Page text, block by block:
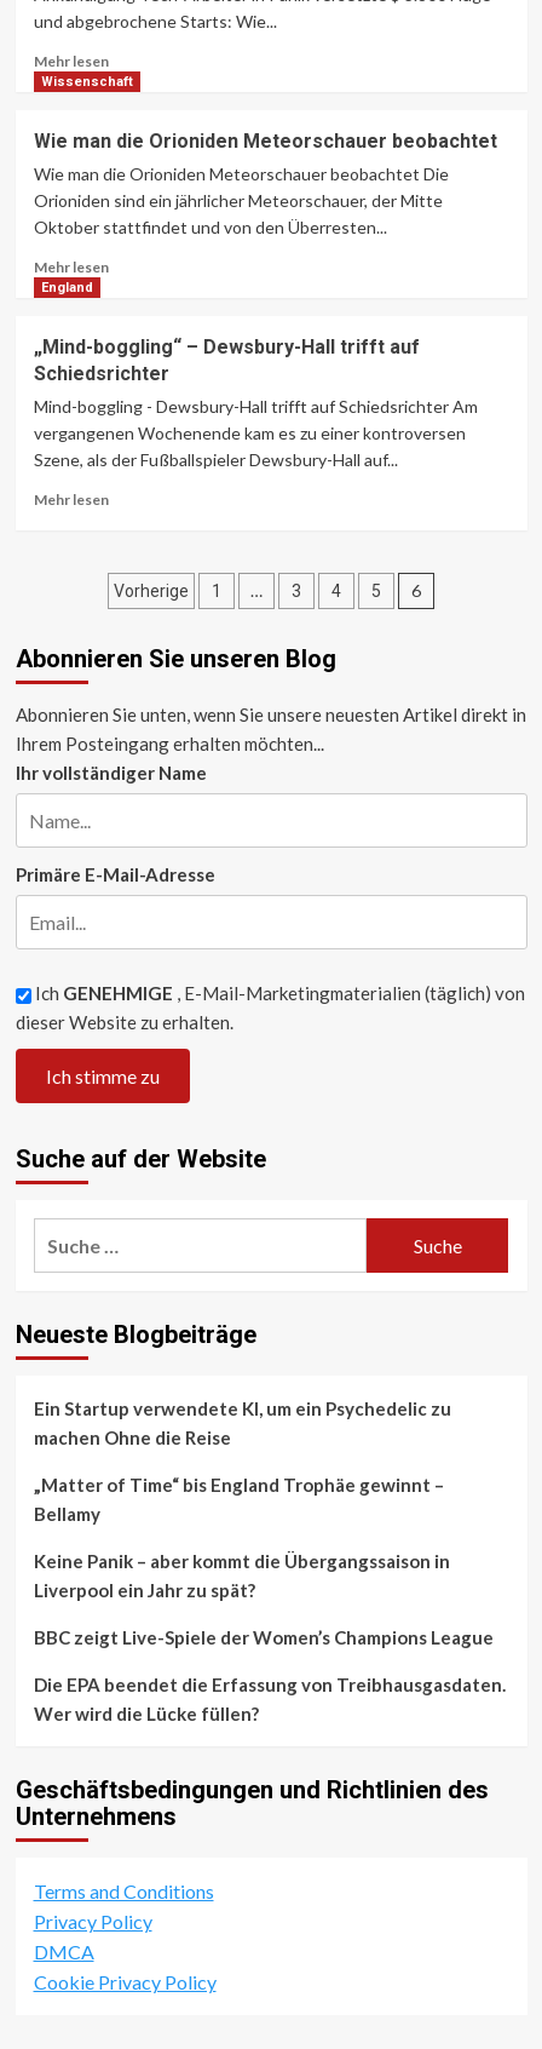
zurückgekehrt
ist
und abgebrochene Starts: Wie...
Mehr lesenLesen
Sie
$
3.800
Flüge
und
Starts:
1B-
Ankündigung
Tech-
Arbeiter
Panik
versetzte
Wissenschaft
Wie man die Orioniden Meteorschauer beobachtet
Wie man die Orioniden Meteorschauer beobachtet Die
Orioniden sind ein jährlicher Meteorschauer, der Mitte
Oktober stattfindet und von den Überresten...
Mehr lesenLesen
Wie
man
die
Orioniden
beobachtet
England
„Mind-boggling“ – Dewsbury-Hall trifft auf
Schiedsrichter
Mind-boggling - Dewsbury-Hall trifft auf Schiedsrichter Am
vergangenen Wochenende kam es zu einer kontroversen
Szene, als der Fußballspieler Dewsbury-Hall auf...
Mehr lesenLesen
„Mind-
boggling“
Dewsbury-
auf
Schiedsrichter
Beitragsnavigation
Vorherige 1 … 3 4 5 6
Abonnieren Sie unseren Blog
Abonnieren Sie unten, wenn Sie unsere neuesten Artikel direkt in
Ihrem Posteingang erhalten möchten...
Ihr vollständiger Name
Primäre E-Mail-Adresse
Ich GENEHMIGE , E-Mail-Marketingmaterialien (täglich) von
dieser Website zu erhalten.
Suche auf der Website
Neueste Blogbeiträge
Ein Startup verwendete KI, um ein Psychedelic zu
machen Ohne die Reise
„Matter of Time“ bis England Trophäe gewinnt –
Bellamy
Keine Panik – aber kommt die Übergangssaison in
Liverpool ein Jahr zu spät?
BBC zeigt Live-Spiele der Women’s Champions League
Die EPA beendet die Erfassung von Treibhausgasdaten.
Wer wird die Lücke füllen?
Geschäftsbedingungen und Richtlinien des
Unternehmens
Terms and Conditions
Privacy Policy
DMCA
Cookie Privacy Policy